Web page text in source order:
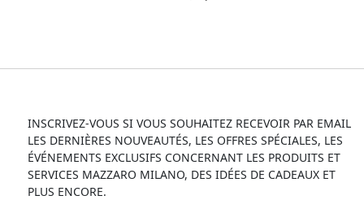
INSCRIVEZ-VOUS SI VOUS SOUHAITEZ RECEVOIR PAR EMAIL
LES DERNIÈRES NOUVEAUTÉS, LES OFFRES SPÉCIALES, LES
ÉVÉNEMENTS EXCLUSIFS CONCERNANT LES PRODUITS ET
SERVICES MAZZARO MILANO, DES IDÉES DE CADEAUX ET
PLUS ENCORE.